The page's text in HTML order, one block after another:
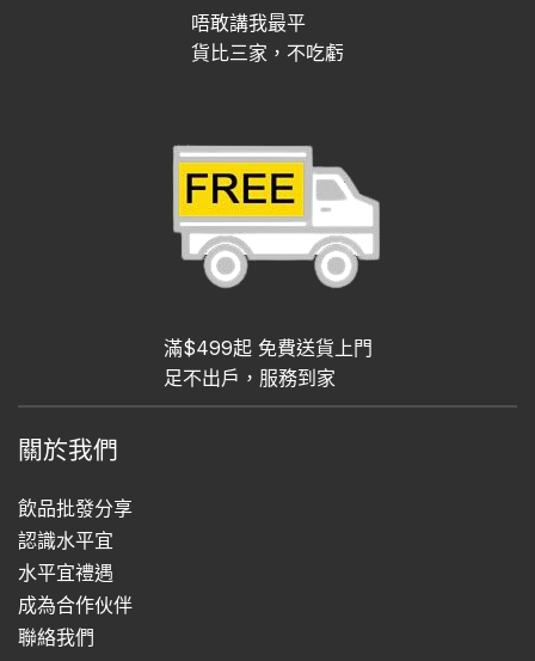
唔敢講我最平
貨比三家，不吃虧
滿$499起 免費送貨上門
足不出戶，服務到家
關於我們
飲品批發分享
認識水平宜
水平宜禮遇
成為合作伙伴
聯絡我們